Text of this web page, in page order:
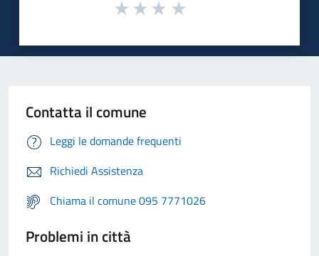
Contatta il comune
Leggi le domande frequenti
Richiedi Assistenza
Chiama il comune 095 7771026
Problemi in città